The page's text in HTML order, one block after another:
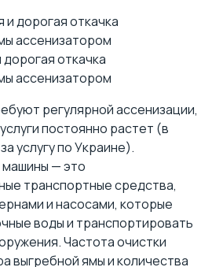
откачка
ассенизатором
регулярной ассенизации,
постоянно растет (в
услугу по Украине).
— это
транспортные средства,
и насосами, которые
воды и транспортировать
Частота очистки
выгребной ямы и количества